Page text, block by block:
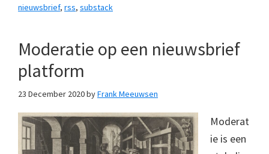
nieuwsbrief, rss, substack
Moderatie op een nieuwsbrief
platform
23 December 2020byFrank Meeuwsen
Moderat
ie is een